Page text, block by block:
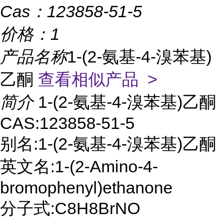
Cas： 123858-51-5
价格： 1
产品名称1-(2-氨基-4-溴苯基)
乙酮 查看相似产品 >
简介 1-(2-氨基-4-溴苯基)乙酮
CAS:123858-51-5
别名:1-(2-氨基-4-溴苯基)乙酮
英文名:1-(2-Amino-4-
bromophenyl)ethanone
分子式:C8H8BrNO